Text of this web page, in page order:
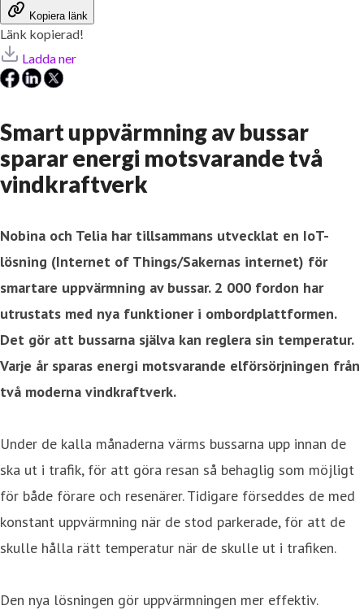
Kopiera länk
Länk kopierad!
Ladda ner
Smart uppvärmning av bussar
sparar energi motsvarande två
vindkraftverk
Nobina och Telia har tillsammans utvecklat en IoT-
lösning (Internet of Things/Sakernas internet) för
smartare uppvärmning av bussar. 2 000 fordon har
utrustats med nya funktioner i ombordplattformen.
Det gör att bussarna själva kan reglera sin temperatur.
Varje år sparas energi motsvarande elförsörjningen från
två moderna vindkraftverk.
Under de kalla månaderna värms bussarna upp innan de
ska ut i trafik, för att göra resan så behaglig som möjligt
för både förare och resenärer. Tidigare förseddes de med
konstant uppvärmning när de stod parkerade, för att de
skulle hålla rätt temperatur när de skulle ut i trafiken.
Den nya lösningen gör uppvärmningen mer effektiv.